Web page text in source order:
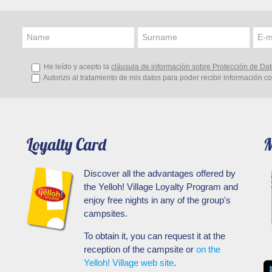
de cualquier otra cala o playa de la isla. Cala de aguas
de la excursión es una auténtica gozada.
y el faro más antiguo de Menorca. Es toda una
color rojo de sus rocas. Popular por su barro rojo, que
punto más septentrional de la isla es uno de los
más
hacerlo de noche. La puesta de sol en el Faro de
el cielo forman un paisaje que vale la pena!
que puedes bañarte viendo alguno de los faros de
incomparable. Si te gusta caminar, la playa está en
Name Surname E-
He leído y acepto lacláusula de información sobre Protección de
Autorizo al tratamiento de mis datos para poder recibir información
Loyalty Card
Discover all the advantages offered by
the Yelloh! Village Loyalty Program and
enjoy free nights in any of the group's
campsites.
To obtain it, you can request it at the
reception of the campsite oron the
Yelloh! Village web site.